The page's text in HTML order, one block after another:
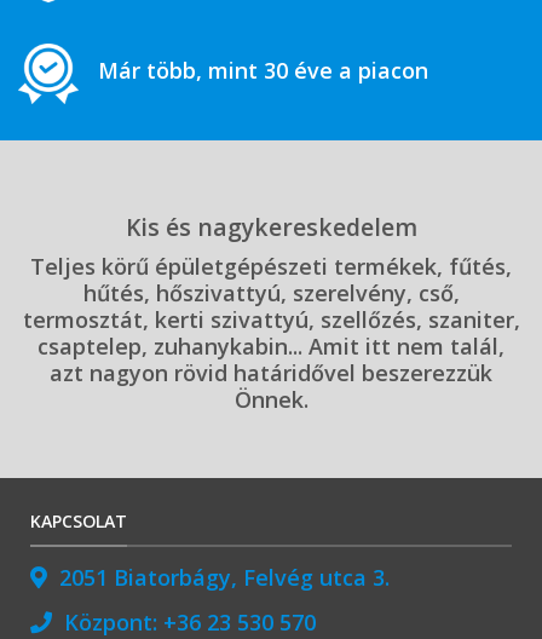
Már több, mint 30 éve a piacon
Kis és nagykereskedelem
Teljes körű épületgépészeti termékek, fűtés,
hűtés, hőszivattyú, szerelvény, cső,
termosztát, kerti szivattyú, szellőzés, szaniter,
csaptelep, zuhanykabin... Amit itt nem talál,
azt nagyon rövid határidővel beszerezzük
Önnek.
KAPCSOLAT
2051 Biatorbágy, Felvég utca 3.
Központ: +36 23 530 570